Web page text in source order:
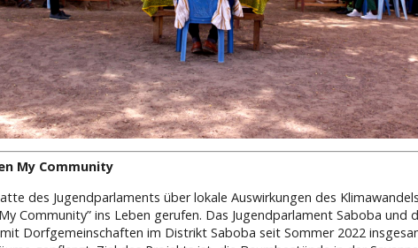
My Community
des Jugendparlaments über lokale Auswirkungen des
Community” ins Leben gerufen. Das Jugendparlament Saboba und
Dorfgemeinschaften im Distrikt Saboba seit Sommer 2022